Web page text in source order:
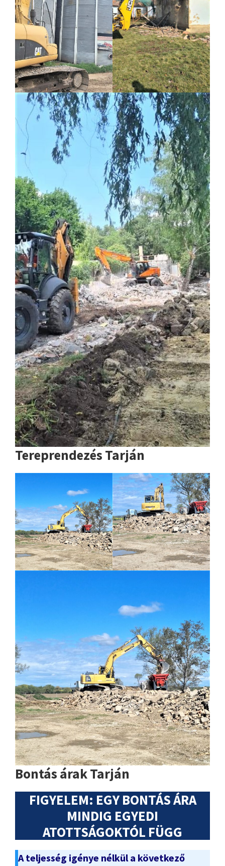
Tereprendezés Tarján
Bontás árak Tarján
FIGYELEM: EGY BONTÁS ÁRA
MINDIG EGYEDI
ATOTTSÁGOKTÓL FÜGG
A teljesség igénye nélkül a következő